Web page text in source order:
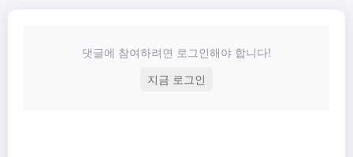
댓글에 참여하려면 로그인해야 합니다!
지금 로그인